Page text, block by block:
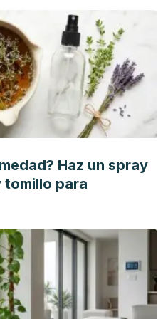
fibre. Int J Cosmet Sci, 37: 16-
LQ, Jin X, Lee WS. Hair shaft
time of hair dryer.Ann
doi:10.5021/ad.2011.23.4.455
Kumar A, Unnikrishnan VS.
and opportunities for its
foods - a review.
doi:10.1007/s13197-013-1072-
survey of home
of hair and scalp and their
West Bank-Palestine.
BMC
2017;17(1):355. Published 2017 Jul
1
Haz un spray
tomillo para